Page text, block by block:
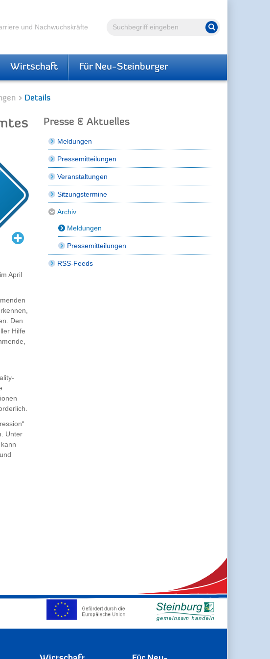
Volltextsuche Suche starten
und Nachwuchskräfte
Wirtschaft Für Neu-Steinburger
Details
April
Den
Hilfe
Unter
Presse & Aktuelles
Meldungen
Pressemitteilungen
Veranstaltungen
Sitzungstermine
Archiv
Meldungen
Pressemitteilungen
RSS-Feeds